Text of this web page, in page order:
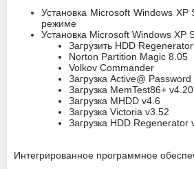
Установка Microsoft Windows XP
режиме
Установка Microsoft Windows XP
Загрузить HDD
Norton Partition Magic 8.05
Volkov Commander
Загрузка Active@
Загрузка MemTest86+ v4.20
Загрузка MHDD v4.6
Загрузка Victoria v3.52
Загрузка HDD Regenerator
Интегрированное программное